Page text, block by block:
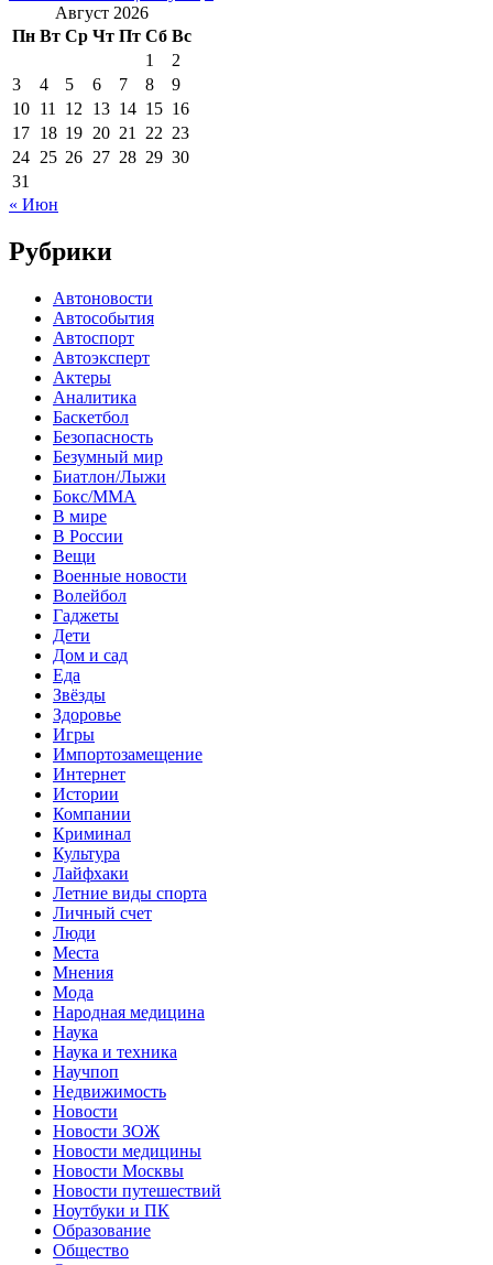
Август 2026
Пн Вт Ср Чт Пт Сб Вс
1
2
3
4 5 6 7 8
9
10 11 12 13 14 15 16
17 18 19 20 21 22 23
24 25 26 27 28 29 30
31
« Июн
Рубрики
Автоновости
Автособытия
Автоспорт
Автоэксперт
Актеры
Аналитика
Баскетбол
Безопасность
Безумный мир
Биатлон/Лыжи
Бокс/MMA
В мире
В России
Вещи
Военные новости
Волейбол
Гаджеты
Дети
Дом и сад
Еда
Звёзды
Здоровье
Игры
Импортозамещение
Интернет
Истории
Компании
Криминал
Культура
Лайфхаки
Летние виды спорта
Личный счет
Люди
Места
Мнения
Мода
Народная медицина
Наука
Наука и техника
Научпоп
Недвижимость
Новости
Новости ЗОЖ
Новости медицины
Новости Москвы
Новости путешествий
Ноутбуки и ПК
Образование
Общество